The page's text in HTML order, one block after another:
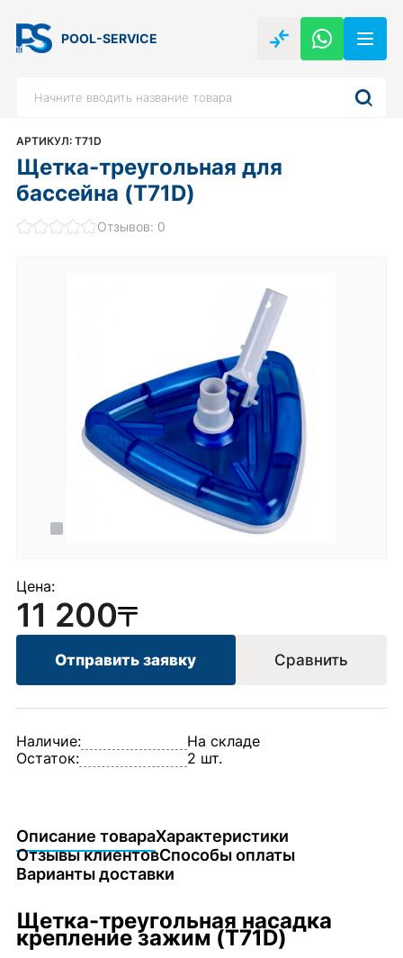
POOL-SERVICE
АРТИКУЛ: T71D
Щетка-треугольная для
бассейна (T71D)
Отзывов: 0
Цена:
11 200
Отправить заявку Сравнить
Наличие:
На складе
Остаток:
2 шт.
Описание товараХарактеристики
Отзывы клиентовСпособы оплаты
Варианты доставки
Щетка-треугольная насадка
крепление зажим (T71D)